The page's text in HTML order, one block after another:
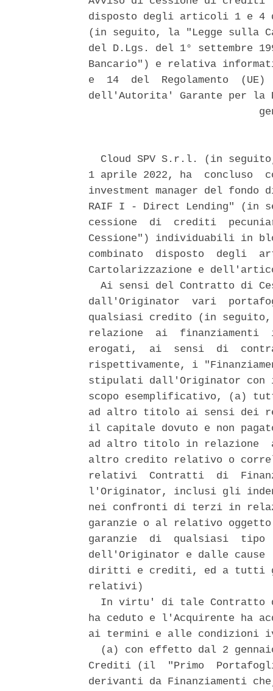
disposto degli articoli 1 e 4
(in seguito, la "Legge sulla
del D.Lgs. del 1° settembre
Bancario") e relativa
e  14  del  Regolamento
dell'Autorita' Garante per la
Cloud SPV S.r.l. (in
1 aprile 2022, ha  concluso
investment manager del
RAIF I - Direct Lending" (in
cessione  di  crediti
Cessione") individuabili in
combinato  disposto  degli
Cartolarizzazione e
Ai sensi del Contratto di
dall'Originator  vari
qualsiasi credito (in
relazione  ai  finanziamenti
erogati,  ai  sensi  di
rispettivamente, i
stipulati dall'Originator
scopo esemplificativo, (a)
ad altro titolo ai sensi dei
il capitale dovuto e non
ad altro titolo in relazione
altro credito relativo o
relativi  Contratti  di
l'Originator, inclusi gli
nei confronti di terzi in
garanzie o al relativo
garanzie  di  qualsiasi  tipo
dell'Originator e dalle
diritti e crediti, ed a tutti
relativi)
In virtu' di tale Contratto
ha ceduto e l'Acquirente ha
ai termini e alle condizioni
(a) con effetto dal 2
Crediti (il  "Primo
derivanti da Finanziamenti